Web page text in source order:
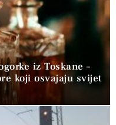
iz Toskane –
koji osvajaju svijet